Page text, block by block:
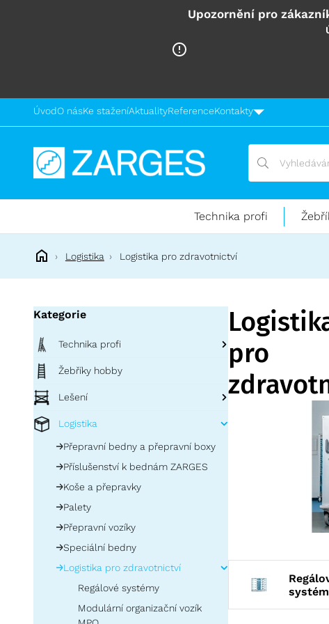
Upozornění pro
ÚvodO násKe staženíAktualityReferenceKontakty
Technika
práci
výškách
Vyhledávání
Vyhledávání
Technika profi
Logistika Logistika pro zdravotnictví
Kategorie
Technika profi
Opěrné žebříky
Víceúčelové žebříky
Žebříky a plošiny ZAP
Stojací žebříky jednostranné
Stojací žebříky oboustranné
Bezpečnostní schůdky a podesty
Podestové žebříky
Speciální žebříky
Střešní žebříky
Příslušenství a náhradní díly k
žebříkům
Žebříky hobby
Lešení
Lešení profi
Sklapovací lešení
Pojízdná lešení s výložníky
Díly a příslušenství lešení
Lešení PaxTower
Lešení FAVORIT doprodej
Logistika
Přepravní bedny a přepravní boxy
Příslušenství k bednám ZARGES
Koše a přepravky
Palety
Přepravní vozíky
Speciální bedny
Logistika pro zdravotnictví
Regálové systémy
Modulární organizační vozík
pro
Nabízíme
či
Logistika ve